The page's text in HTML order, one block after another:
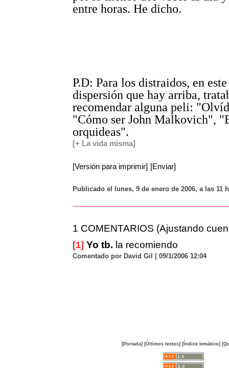
entre horas. He dicho.
P.D: Para los distraidos, en
dispersión que hay arriba,
recomendar alguna peli:
"Cómo ser John Malkovich",
orquideas".
[+ La vida misma]
[Versión para imprimir] [Enviar]
Publicado el lunes, 9 de enero de 2006, a las 11
1 COMENTARIOS (Ajustando
[1] Yo tb. la recomiendo
Comentado por David Gil | 09/1/2006 12:04
[Portada] [Últimos textos] [Índice temático]